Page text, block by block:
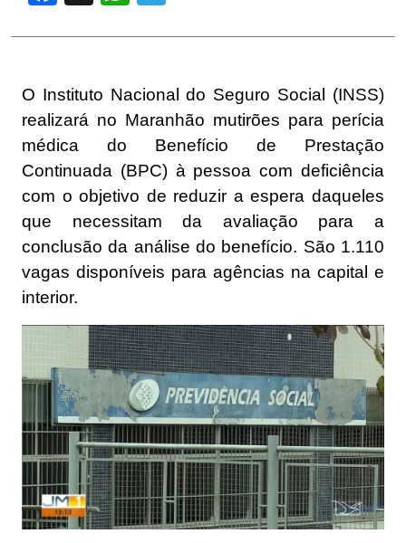
O Instituto Nacional do Seguro Social (INSS)
realizará no Maranhão mutirões para perícia
médica do Benefício de Prestação
Continuada (BPC) à pessoa com deficiência
com o objetivo de reduzir a espera daqueles
que necessitam da avaliação para a
conclusão da análise do benefício. São 1.110
vagas disponíveis para agências na capital e
interior.